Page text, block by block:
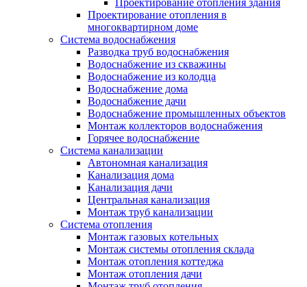
Проектирование отопления здания
Проектирование отопления в
многоквартирном доме
Система водоснабжения
Разводка труб водоснабжения
Водоснабжение из скважины
Водоснабжение из колодца
Водоснабжение дома
Водоснабжение дачи
Водоснабжение промышленных объектов
Монтаж коллекторов водоснабжения
Горячее водоснабжение
Система канализации
Автономная канализация
Канализация дома
Канализация дачи
Центральная канализация
Монтаж труб канализации
Система отопления
Монтаж газовых котельных
Монтаж системы отопления склада
Монтаж отопления коттеджа
Монтаж отопления дачи